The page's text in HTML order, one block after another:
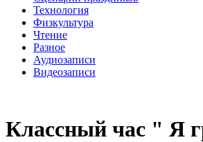
Технология
Физкультура
Чтение
Разное
Аудиозаписи
Видеозаписи
Классный час " Я